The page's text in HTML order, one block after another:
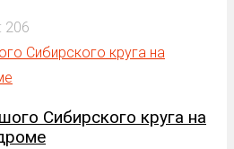
206
Сибирского круга на